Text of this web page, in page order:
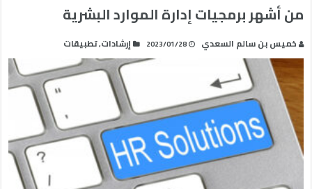
من أشهر برمجيات إدارة الموارد البشرية
خميس بن سالم السعدي 2023/01/28 إرشادات,تطبيقات